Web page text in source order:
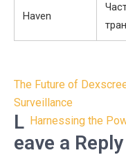
Haven
Post
navigation
The Future of
Surveillance
Harnessing the
L
eave a Reply